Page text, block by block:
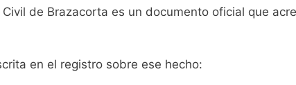
de Brazacorta es un documento oficial que
en el registro sobre ese hecho: